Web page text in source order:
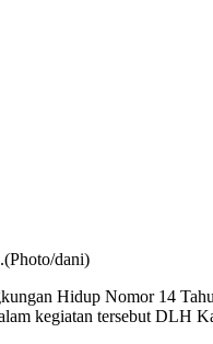
dani)
Hidup Nomor 14
kegiatan tersebut DLH